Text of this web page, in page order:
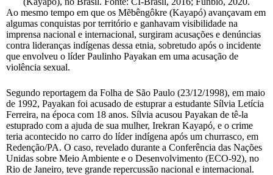
Ao mesmo tempo em que os Mẽbêngôkre (Kayapó) avançavam em
algumas conquistas por território e ganhavam visibilidade na
imprensa nacional e internacional, surgiram acusações e denúncias
contra lideranças indígenas dessa etnia, sobretudo após o incidente
que envolveu o líder Paulinho Payakan em uma acusação de
violência sexual.
Segundo reportagem da Folha de São Paulo (23/12/1998), em maio
de 1992, Payakan foi acusado de estuprar a estudante Sílvia Letícia
Ferreira, na época com 18 anos. Sílvia acusou Payakan de tê-la
estuprado com a ajuda de sua mulher, Irekran Kayapó, e o crime
teria acontecido no carro do líder indígena após um churrasco, em
Redenção/PA. O caso, revelado durante a Conferência das Nações
Unidas sobre Meio Ambiente e o Desenvolvimento (ECO-92), no
Rio de Janeiro, teve grande repercussão nacional e internacional.